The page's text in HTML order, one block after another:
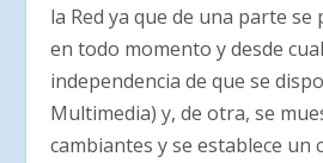
la Red ya que de una parte se
en todo momento y desde
independencia de que se
Multimedia) y, de otra, se
cambiantes y se establece un